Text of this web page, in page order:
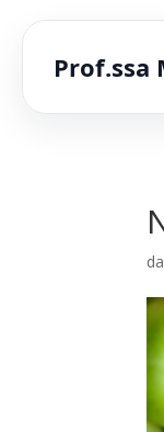
Prof.ssa
da